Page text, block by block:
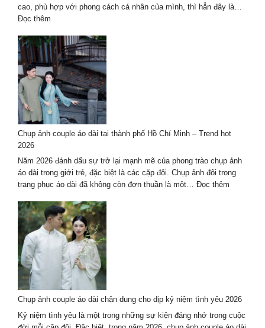
Chất
Lượng
Đầu
2027
cao, phù hợp với phong cách cá nhân của mình, thì hẳn đây là…
Đọc thêm
vụ
chụp
ảnh
nghệ
thuật
hè
2026
–
trọn
cao
cấp
Chụp ảnh couple áo dài tại thành phố Hồ Chí Minh – Trend hot
2026
Năm 2026 đánh dấu sự trở lại mạnh mẽ của phong trào chụp ảnh
áo dài trong giới trẻ, đặc biệt là các cặp đôi. Chụp ảnh đôi trong
trang phục áo dài đã không còn đơn thuần là một… Đọc thêm
Chí
Minh
–
Chụp ảnh couple áo dài chân dung cho dịp kỷ niệm tình yêu 2026
Kỷ niệm tình yêu là một trong những sự kiện đáng nhớ trong cuộc